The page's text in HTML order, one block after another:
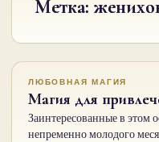
Метка:
ЛЮБОВНАЯ МАГИЯ
Магия для
Заинтересованные в этом
непременно молодого